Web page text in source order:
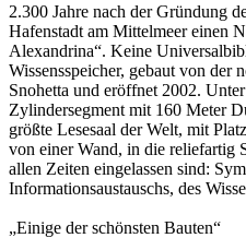
2.300 Jahre nach der Gründung
Hafenstadt am Mittelmeer einen
Alexandrina“. Keine
Wissensspeicher, gebaut von der
Snohetta und eröffnet 2002.
Zylindersegment mit 160 Meter
größte Lesesaal der Welt, mit
von einer Wand, in die reliefartig
allen Zeiten eingelassen sind:
Informationsaustauschs, des
„Einige der schönsten Bauten“